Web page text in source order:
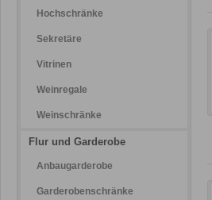
Hochschränke
Sekretäre
Vitrinen
Weinregale
Weinschränke
Flur und Garderobe
Anbaugarderobe
Garderobenschränke